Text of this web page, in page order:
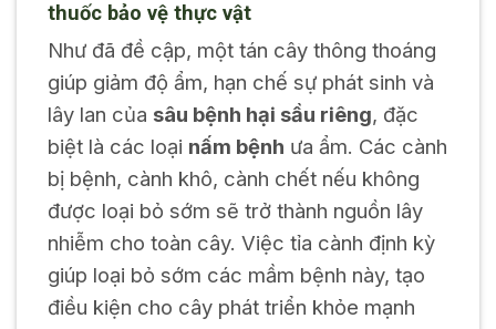
thuốc bảo vệ thực vật
Như đã đề cập, một tán cây thông thoáng
giúp giảm độ ẩm, hạn chế sự phát sinh và
lây lan của sâu bệnh hại sầu riêng, đặc
biệt là các loại nấm bệnh ưa ẩm. Các cành
bị bệnh, cành khô, cành chết nếu không
được loại bỏ sớm sẽ trở thành nguồn lây
nhiễm cho toàn cây. Việc tỉa cành định kỳ
giúp loại bỏ sớm các mầm bệnh này, tạo
điều kiện cho cây phát triển khỏe mạnh